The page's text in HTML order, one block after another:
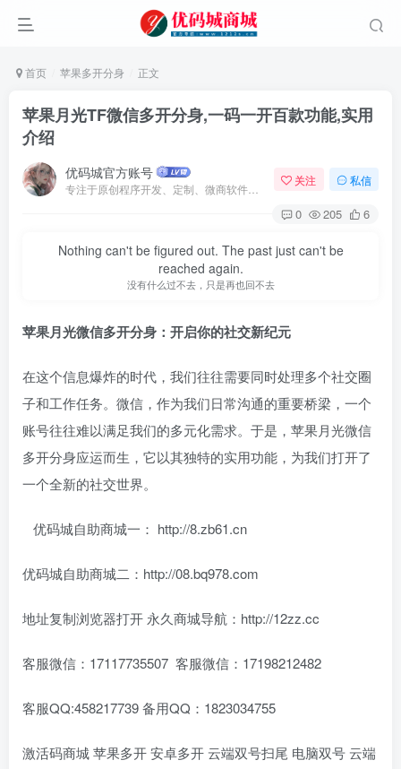
首页 苹果多开分身 正文
苹果月光TF微信多开分身,一码一开百款功能,实用
介绍
优码城官方账号 关注 私信
0 205 6
Nothing can't be figured out. The past just can't be
reached again.
没有什么过不去，只是再也回不去
苹果月光微信多开分身：开启你的社交新纪元
在这个信息爆炸的时代，我们往往需要同时处理多个社交圈
子和工作任务。微信，作为我们日常沟通的重要桥梁，一个
账号往往难以满足我们的多元化需求。于是，苹果月光微信
多开分身应运而生，它以其独特的实用功能，为我们打开了
一个全新的社交世界。
优码城自助商城一： http://8.zb61.cn
优码城自助商城二：http://08.bq978.com
地址复制浏览器打开 永久商城导航：http://12zz.cc
客服微信：17117735507 客服微信：17198212482
客服QQ:458217739 备用QQ：1823034755
激活码商城 苹果多开 安卓多开 云端双号扫尾 电脑双号 云端